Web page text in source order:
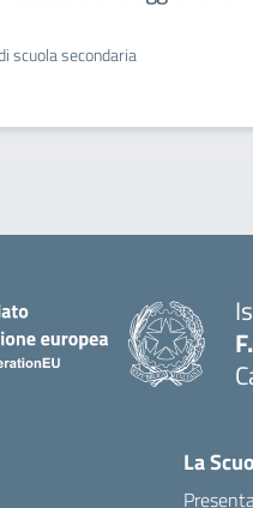
scuola secondaria
La